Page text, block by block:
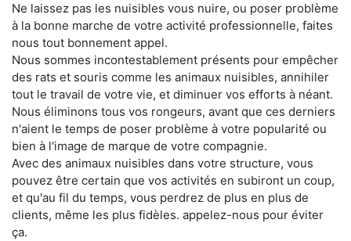
Ne laissez pas les nuisibles vous nuire, ou poser problème
à la bonne marche de votre activité professionnelle, faites
nous tout bonnement appel.
Nous sommes incontestablement présents pour empêcher
des rats et souris comme les animaux nuisibles, annihiler
tout le travail de votre vie, et diminuer vos efforts à néant.
Nous éliminons tous vos rongeurs, avant que ces derniers
n'aient le temps de poser problème à votre popularité ou
bien à l'image de marque de votre compagnie.
Avec des animaux nuisibles dans votre structure, vous
pouvez être certain que vos activités en subiront un coup,
et qu'au fil du temps, vous perdrez de plus en plus de
clients, même les plus fidèles. appelez-nous pour éviter
ça.